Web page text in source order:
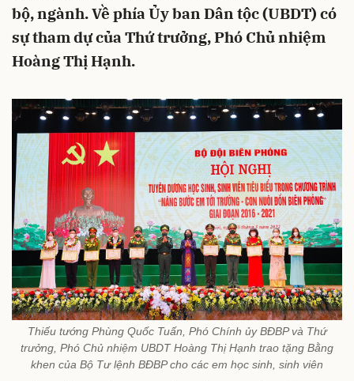
bộ, ngành. Về phía Ủy ban Dân tộc (UBDT) có
sự tham dự của Thứ trưởng, Phó Chủ nhiệm
Hoàng Thị Hạnh.
Thiếu tướng Phùng Quốc Tuấn, Phó Chính ủy BĐBP và Thứ
trưởng, Phó Chủ nhiệm UBDT Hoàng Thị Hạnh trao tặng Bằng
khen của Bộ Tư lệnh BĐBP cho các em học sinh, sinh viên